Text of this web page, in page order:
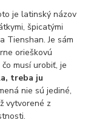
je latinský názov
špicatými
Tienshan. Je sám
orieškovú
musí urobiť, je
treba ju
nie sú jediné,
vytvorené z